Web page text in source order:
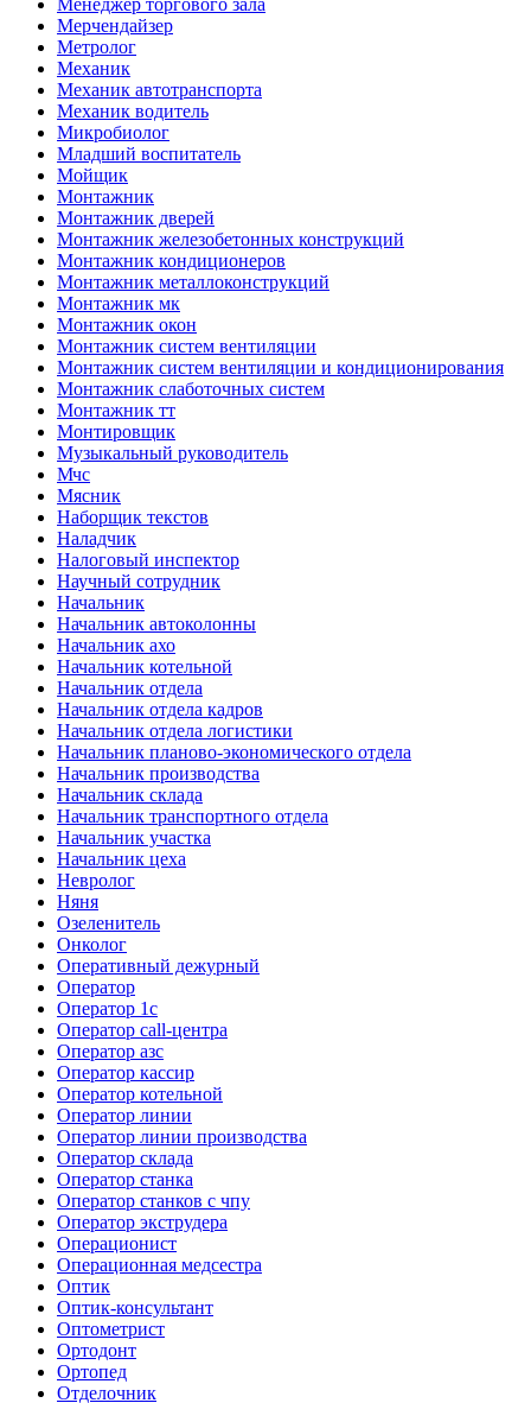
Менеджер торгового зала
Мерчендайзер
Метролог
Механик
Механик автотранспорта
Механик водитель
Микробиолог
Младший воспитатель
Мойщик
Монтажник
Монтажник дверей
Монтажник железобетонных конструкций
Монтажник кондиционеров
Монтажник металлоконструкций
Монтажник мк
Монтажник окон
Монтажник систем вентиляции
Монтажник систем вентиляции и кондиционирования
Монтажник слаботочных систем
Монтажник тт
Монтировщик
Музыкальный руководитель
Мчс
Мясник
Наборщик текстов
Наладчик
Налоговый инспектор
Научный сотрудник
Начальник
Начальник автоколонны
Начальник ахо
Начальник котельной
Начальник отдела
Начальник отдела кадров
Начальник отдела логистики
Начальник планово-экономического отдела
Начальник производства
Начальник склада
Начальник транспортного отдела
Начальник участка
Начальник цеха
Невролог
Няня
Озеленитель
Онколог
Оперативный дежурный
Оператор
Оператор 1с
Оператор call-центра
Оператор азс
Оператор кассир
Оператор котельной
Оператор линии
Оператор линии производства
Оператор склада
Оператор станка
Оператор станков с чпу
Оператор экструдера
Операционист
Операционная медсестра
Оптик
Оптик-консультант
Оптометрист
Ортодонт
Ортопед
Отделочник